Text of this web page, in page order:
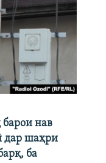
нав
дар шаҳри
ба